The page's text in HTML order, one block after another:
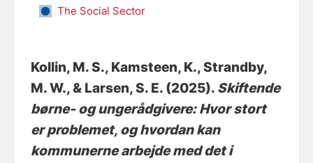
The Social Sector
Kollin, M. S., Kamsteen, K., Strandby,
M. W., & Larsen, S. E. (2025). Skiftende
børne- og ungerådgivere: Hvor stort
er problemet, og hvordan kan
kommunerne arbejde med det i